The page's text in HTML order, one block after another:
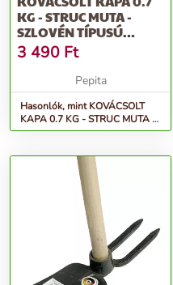
KG - STRUC MUTA -
SZLOVÉN TÍPUSÚ
MEGERŐSÍTETT...
3 490 Ft
Pepita
Hasonlók, mint KOVÁCSOLT
KAPA 0.7 KG - STRUC MUTA -
Szlovén típusú megerősített...